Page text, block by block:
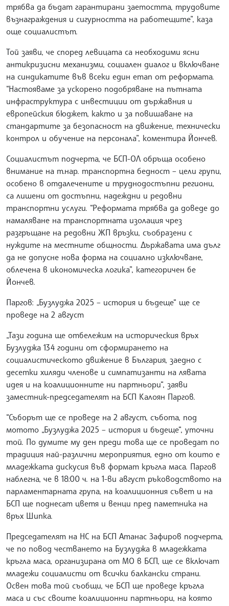
трябва да бъдат гарантирани заетостта, трудовите
възнаграждения и сигурността на работещите”, каза
още социалистът.
Той заяви, че според левицата са необходими ясни
антикризисни механизми, социален диалог и включване
на синдикатите във всеки един етап от реформата.
“Настояваме за ускорено подобряване на пътната
инфраструктура с инвестиции от държавния и
европейския бюджет, както и за повишаване на
стандартите за безопасност на движение, технически
контрол и обучение на персонала”, коментира Йончев.
Социалистът подчерта, че БСП-ОЛ обръща особено
внимание на т.нар. транспортна бедност – цели групи,
особено в отдалечените и труднодостъпни региони,
са лишени от достъпни, надеждни и редовни
транспортни услуги. “Реформата трябва да доведе до
намаляване на транспортната изолация чрез
разгръщане на редовни ЖП връзки, съобразени с
нуждите на местните общности. Държавата има дълг
да не допусне нова форма на социално изключване,
облечена в икономическа логика”, категоричен бе
Йончев.
Паргов: „Бузлуджа 2025 – история и бъдеще“ ще се
проведе на 2 август
„Тази година ще отбележим на историческия връх
Бузлуджа 134 години от сформирането на
социалистическото движение в България, заедно с
десетки хиляди членове и симпатизанти на лявата
идея и на коалиционните ни партньори“, заяви
заместник-председателят на БСП Калоян Паргов.
“Съборът ще се проведе на 2 август, събота, под
мотото „Бузлуджа 2025 – история и бъдеще“, уточни
той. По думите му ден преди това ще се проведат по
традиция най-различни мероприятия, едно от които е
младежката дискусия във формат кръгла маса. Паргов
наблегна, че в 18:00 ч. на 1-ви август ръководството на
парламентарната група, на коалиционния съвет и на
БСП ще поднесат цветя и венци пред паметника на
връх Шипка.
Председателят на НС на БСП Атанас Зафиров подчерта,
че по повод честването на Бузлуджа в младежката
кръгла маса, организирана от МО в БСП, ще се включат
младежи социалисти от всички балкански страни.
Освен това той съобщи, че БСП ще проведе кръгла
маса и със своите коалиционни партньори, на която